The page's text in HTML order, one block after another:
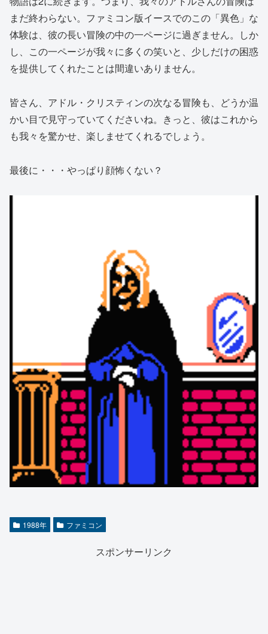
まだ終わらない。ファミコン版イースでのこの「異色」な
体験は、彼の長い冒険の中の一ページに過ぎません。しか
し、この一ページが我々に多くの笑いと、少しだけの困惑
を提供してくれたことは間違いありません。
皆さん、アドル・クリスティンの次なる冒険も、どうか温
かい目で見守っていてくださいね。きっと、彼はこれから
も我々を驚かせ、楽しませてくれるでしょう。
最後に・・・やっぱり顔怖くない？
1988年 ファミコン
スポンサーリンク